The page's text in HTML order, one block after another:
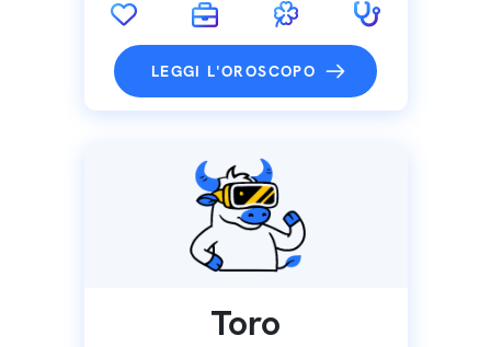
LEGGI L'OROSCOPO
Toro